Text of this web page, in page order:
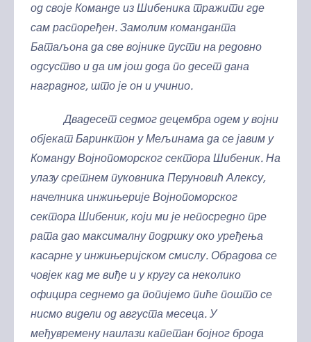
од своје Команде из Шибеника тражити где
сам распоређен. Замолим команданта
Батаљона да све војнике пусти на редовно
одсуство и да им још дода по десет дана
наградног, што је он и учинио.
Двадесет седмог децембра одем у војни
објекат Баринктон у Мељинама да се јавим у
Команду Војнопоморског сектора Шибеник. На
улазу сретнем пуковника Перуновић Алексу,
начелника инжињерије Војнопоморског
сектора Шибеник, који ми је непосредно пре
рата дао максималну подршку око уређења
касарне у инжињеријском смислу. Обрадова се
човјек кад ме виђе и у кругу са неколико
официра седнемо да попијемо пиће пошто се
нисмо видели од августа месеца. У
међувремену наилази капетан бојног брода